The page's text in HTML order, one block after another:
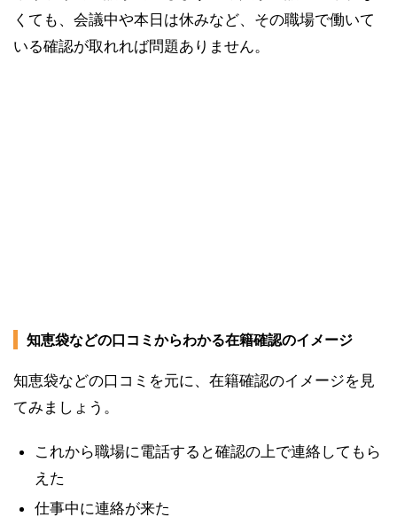
くても、会議中や本日は休みなど、その職場で働いて
いる確認が取れれば問題ありません。
知恵袋などの口コミからわかる在籍確認のイメージ
知恵袋などの口コミを元に、在籍確認のイメージを見
てみましょう。
これから職場に電話すると確認の上で連絡してもら
えた
仕事中に連絡が来た